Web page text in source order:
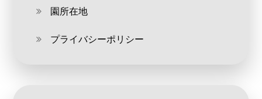
園所在地
プライバシーポリシー